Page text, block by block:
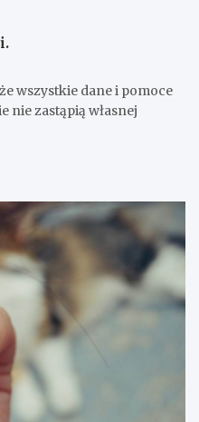
wszystkie dane i pomoce
nie zastąpią własnej